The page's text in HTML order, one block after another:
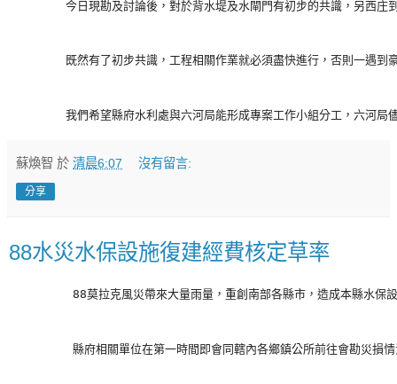
今日現勘及討論後，對於背水堤及水閘門有初步的共識，另西庄
既然有了初步共識，工程相關作業就必須盡快進行，否則一遇到
我們希望縣府水利處與六河局能形成專案工作小組分工，六河局
蘇煥智 於 清晨6:07 沒有留言:
分享
88水災水保設施復建經費核定草率
縣府相關單位在第一時間即會同轄內各鄉鎮公所前往會勘災損